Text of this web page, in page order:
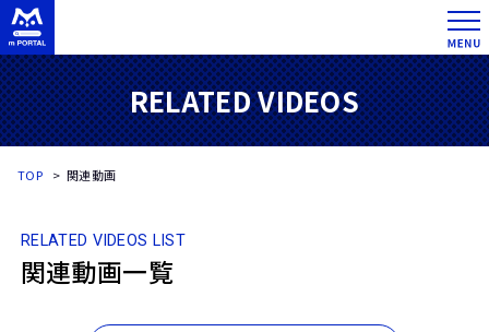
RELATED VIDEOS
TOP 関連動画
RELATED VIDEOS LIST
関連動画一覧